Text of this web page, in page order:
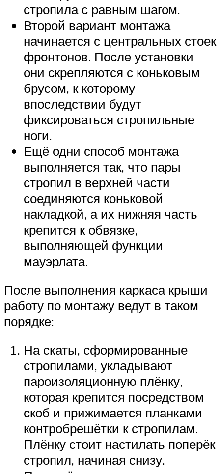
стропила с равным шагом.
Второй вариант монтажа
начинается с центральных стоек
фронтонов. После установки
они скрепляются с коньковым
брусом, к которому
впоследствии будут
фиксироваться стропильные
ноги.
Ещё одни способ монтажа
выполняется так, что пары
стропил в верхней части
соединяются коньковой
накладкой, а их нижняя часть
крепится к обвязке,
выполняющей функции
мауэрлата.
После выполнения каркаса крыши
работу по монтажу ведут в таком
порядке:
На скаты, сформированные
стропилами, укладывают
пароизоляционную плёнку,
которая крепится посредством
скоб и прижимается планками
контробрешётки к стропилам.
Плёнку стоит настилать поперёк
стропил, начиная снизу.